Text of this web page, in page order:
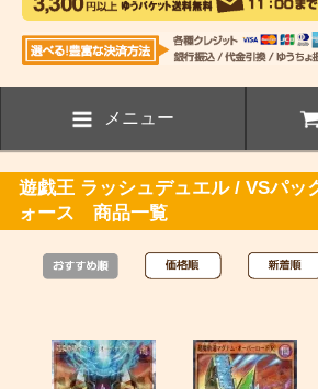
メニュー
遊戯王 ラッシュデュエル / VSパッ
ォース 商品一覧